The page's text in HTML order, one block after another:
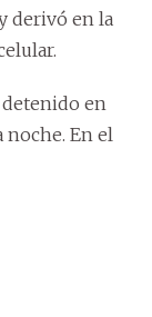
derivó en la
en
noche. En el